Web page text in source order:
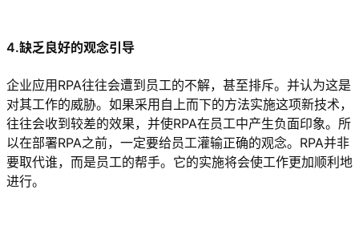
4.缺乏良好的观念引导
企业应用RPA往往会遭到员工的不解，甚至排斥。并认为这是
对其工作的威胁。如果采用自上而下的方法实施这项新技术，
往往会收到较差的效果，并使RPA在员工中产生负面印象。所
以在部署RPA之前，一定要给员工灌输正确的观念。RPA并非
要取代谁，而是员工的帮手。它的实施将会使工作更加顺利地
进行。